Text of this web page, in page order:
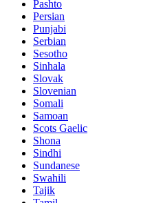
Pashto
Persian
Punjabi
Serbian
Sesotho
Sinhala
Slovak
Slovenian
Somali
Samoan
Scots Gaelic
Shona
Sindhi
Sundanese
Swahili
Tajik